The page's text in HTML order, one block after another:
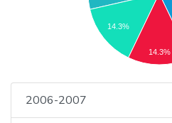
14.3%
14.3%
2006-2007